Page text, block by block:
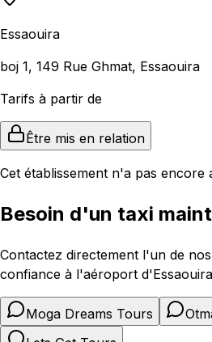
Essaouira
boj 1, 149 Rue Ghmat, Essaouira
Tarifs à partir de
Être mis en relation
Cet établissement n'a pas encore
Besoin d'un taxi
Contactez directement l'un de
confiance à l'aéroport
Moga Dreams Tours